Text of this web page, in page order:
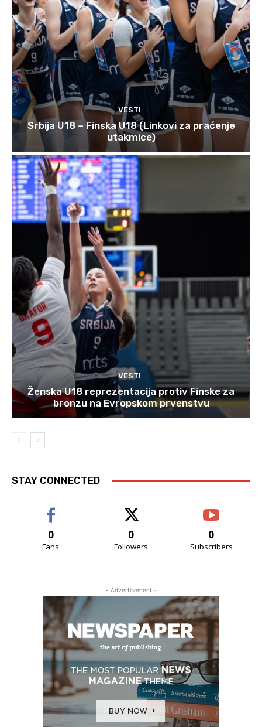
VESTI
Srbija U18 – Finska U18 (Linkovi za praćenje
utakmice)
VESTI
Ženska U18 reprezentacija protiv Finske za
bronzu na Evropskom prvenstvu
STAY CONNECTED
0
Fans
0
Followers
0
Subscribers
- Advertisement -